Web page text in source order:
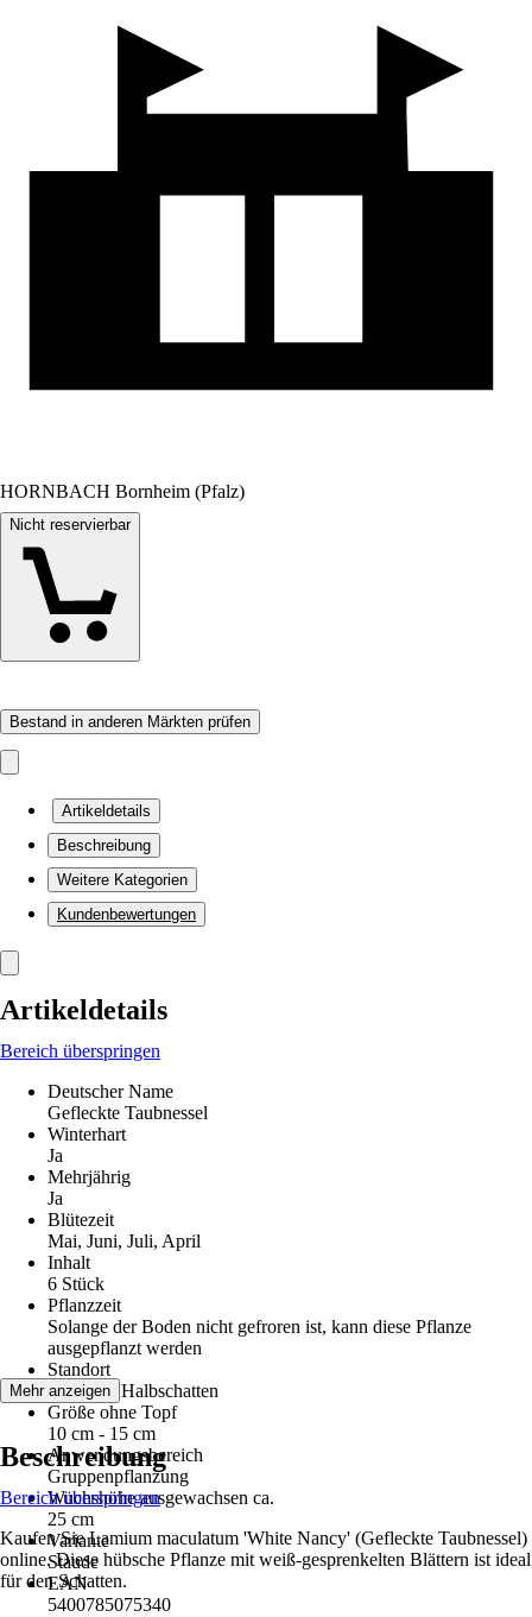
HORNBACH Bornheim (Pfalz)
Nicht reservierbar
Bestand in anderen Märkten prüfen
Artikeldetails
Beschreibung
Weitere Kategorien
Kundenbewertungen
Artikeldetails
Bereich überspringen
Deutscher Name
Gefleckte Taubnessel
Winterhart
Ja
Mehrjährig
Ja
Blütezeit
Mai, Juni, Juli, April
Inhalt
6 Stück
Pflanzzeit
Solange der Boden nicht gefroren ist, kann diese Pflanze
ausgepflanzt werden
Standort
Schatten, Halbschatten
Größe ohne Topf
10 cm - 15 cm
Anwendungsbereich
Gruppenpflanzung
Wuchshöhe ausgewachsen ca.
25 cm
Variante
Staude
EAN
5400785075340
Mehr anzeigen
Beschreibung
Bereich überspringen
Kaufen Sie Lamium maculatum 'White Nancy' (Gefleckte Taubnessel)
online. Diese hübsche Pflanze mit weiß-gesprenkelten Blättern ist ideal
für den Schatten.